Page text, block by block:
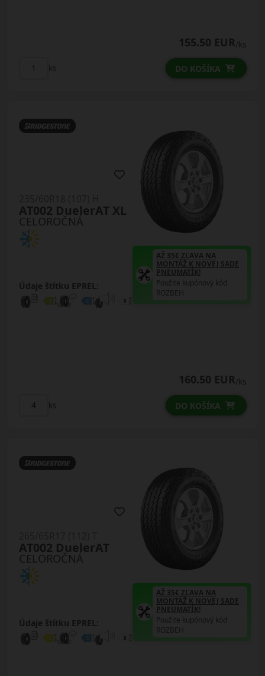
155.50 EUR/ks
ks DO KOŠÍKA
CELOROČNÁ
AT002 DuelerAT XL
Údaje štítku EPREL:
AŽ 35€ ZĽAVA NA
MONTÁŽ K NOVEJ SADE
PNEUMATÍK!
Použite kupónový kód
ROZBEH
160.50 EUR/ks
ks DO KOŠÍKA
CELOROČNÁ
AT002 DuelerAT
Údaje štítku EPREL:
AŽ 35€ ZĽAVA NA
MONTÁŽ K NOVEJ SADE
PNEUMATÍK!
Použite kupónový kód
ROZBEH